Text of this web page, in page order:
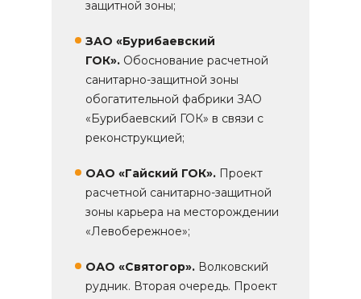
защитной зоны;
ЗАО «Бурибаевский
ГОК». Обоснование расчетной
санитарно-защитной зоны
обогатительной фабрики ЗАО
«Бурибаевский ГОК» в связи с
реконструкцией;
ОАО «Гайский ГОК». Проект
расчетной санитарно-защитной
зоны карьера на месторождении
«Левобережное»;
ОАО «Святогор». Волковский
рудник. Вторая очередь. Проект